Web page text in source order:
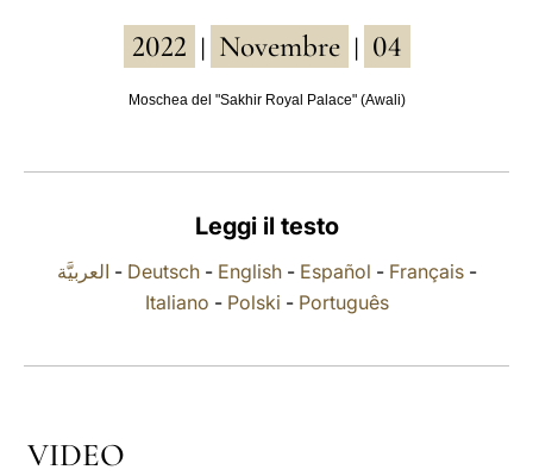
العربيّة
中文
LATINE
2022 Novembre 04
Moschea del "Sakhir Royal Palace" (Awali)
Leggi il testo
العربيَّة - Deutsch- English- Español - Français-
Italiano - Polski - Português
VIDEO